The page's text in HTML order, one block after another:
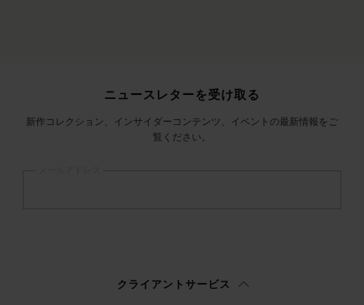
ニュースレターを受け取る
新作コレクション、インサイダーコンテンツ、イベントの最新情報をご
覧ください。
クライアントサービス